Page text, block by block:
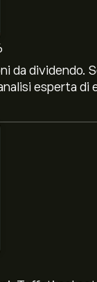
da dividendo.
esperta di